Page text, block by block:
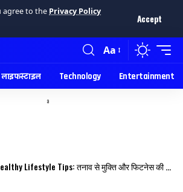
agree to the Privacy Policy
Accept
Aa
लाइफस्टाइल Technology Entertainment
a
Lifestyle Tips: तनाव से मुक्ति और फिटनेस की गारंटी, योग के साथ अपनाएं ये 10 आसान नियम